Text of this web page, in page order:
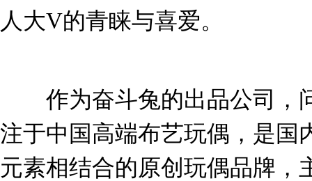
人大V的青睐与喜爱。
作为奋斗兔的出品公司，
注于中国高端布艺玩偶，是国
元素相结合的原创玩偶品牌，